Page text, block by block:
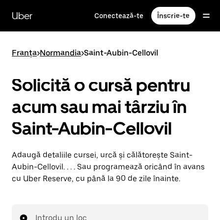
direct
conținutul
principal
Uber Conectează-te Înscrie-te
Franța>Normandia>Saint-Aubin-Cellovil
Solicită o cursă pentru
acum sau mai târziu în
Saint-Aubin-Cellovil
Adaugă detaliile cursei, urcă și călătorește Saint-
Aubin-Cellovil. . . . Sau programează oricând în avans
cu Uber Reserve, cu până la 90 de zile înainte.
Introdu un loc